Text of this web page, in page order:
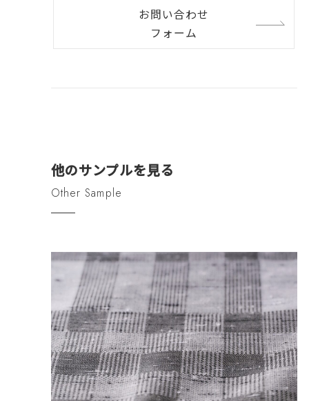
お問い合わせ
フォーム
他のサンプルを見る
Other Sample